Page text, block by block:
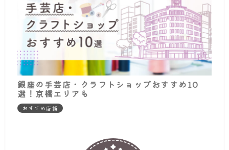
銀座の手芸店・クラフトショップおすすめ10
選！京橋エリアも
おすすめ店舗